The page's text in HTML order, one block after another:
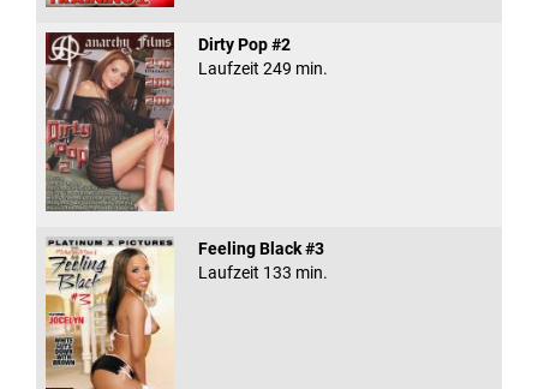
Dirty Pop #2
Laufzeit 249 min.
Feeling Black #3
Laufzeit 133 min.